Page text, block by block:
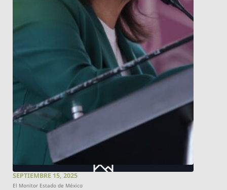
SEPTIEMBRE 15, 2025
El Monitor Estado de México